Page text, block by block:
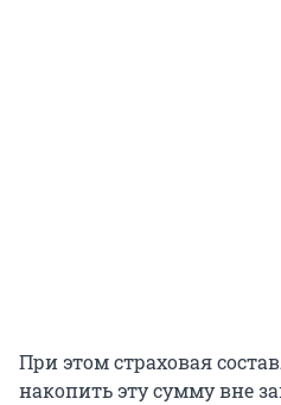
При этом страховая
накопить эту сумму вне